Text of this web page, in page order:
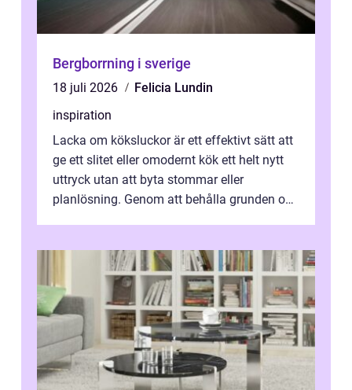
Bergborrning i sverige
18 juli 2026
Felicia Lundin
inspiration
Lacka om köksluckor är ett effektivt sätt att
ge ett slitet eller omodernt kök ett helt nytt
uttryck utan att byta stommar eller
planlösning. Genom att behålla grunden och